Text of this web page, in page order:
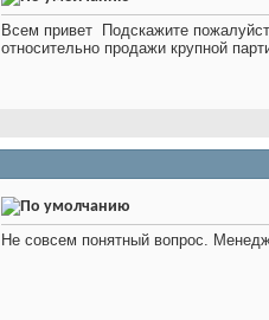
Всем привет
Подскажите
относительно продажи крупной
Не совсем понятный вопрос.